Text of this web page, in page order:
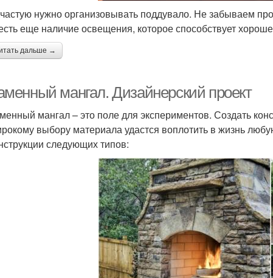
нужно организовывать поддувало. Не забываем
еще наличие освещения, которое способствует
дальше →
мангал. Дизайнерский проект
мангал – это поле для экспериментов. Создать
выбору материала удастся воплотить в жизнь
следующих типов: